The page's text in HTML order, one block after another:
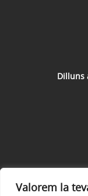
Valorem la
Dilluns